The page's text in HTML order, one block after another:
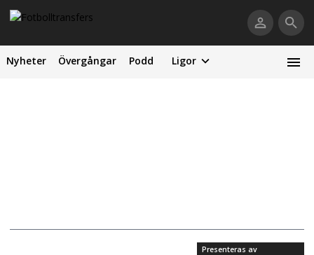
Nyheter Övergångar Podd Ligor
Presenteras av